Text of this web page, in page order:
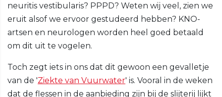
neuritis vestibularis? PPPD? Weten wij veel, zien we
eruit alsof we ervoor gestudeerd hebben? KNO-
artsen en neurologen worden heel goed betaald
om dit uit te vogelen.
Toch zegt iets in ons dat dit gewoon een gevalletje
van de 'Ziekte van Vuurwater' is. Vooral in de weken
dat de flessen in de aanbieding zijn bij de slijterij lijkt